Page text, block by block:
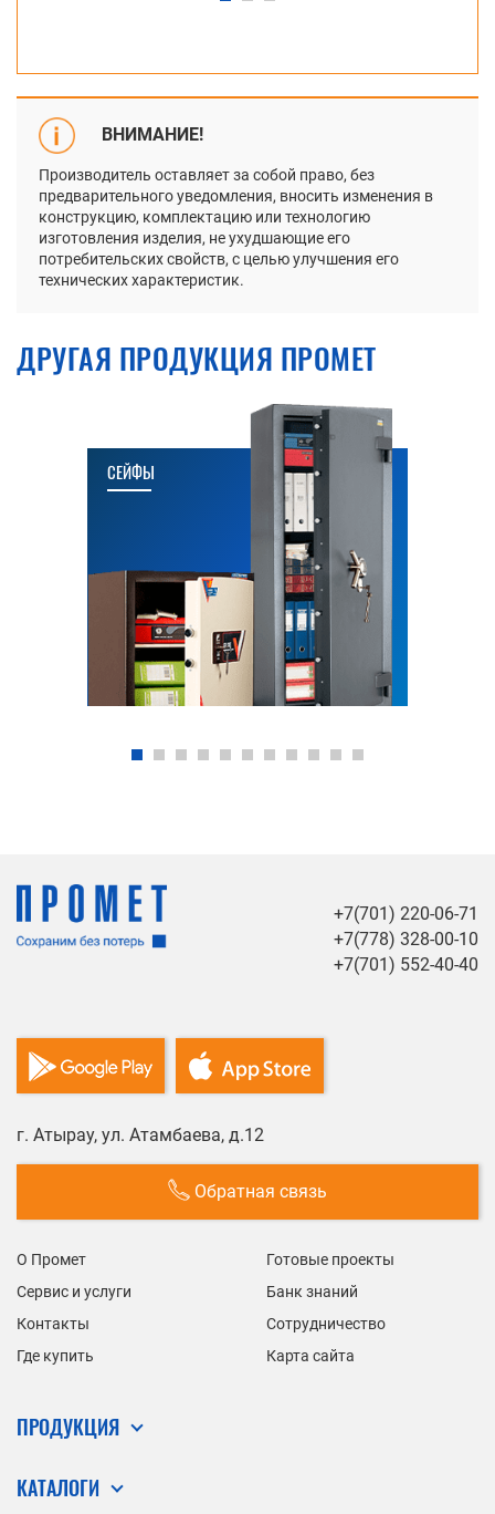
ВНИМАНИЕ!
Производитель оставляет за собой право, без
предварительного уведомления, вносить изменения в
конструкцию, комплектацию или технологию
изготовления изделия, не ухудшающие его
потребительских свойств, с целью улучшения его
технических характеристик.
ДРУГАЯ ПРОДУКЦИЯ ПРОМЕТ
СЕЙФЫ
+7(701) 220-06-71
+7(778) 328-00-10
+7(701) 552-40-40
г. Атырау, ул. Атамбаева, д.12
Обратная связь
О Промет
Готовые проекты
Сервис и услуги
Банк знаний
Контакты
Сотрудничество
Где купить
Карта сайта
ПРОДУКЦИЯ
КАТАЛОГИ